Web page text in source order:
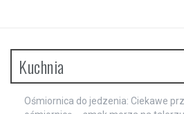
Kuchnia
Ośmiornica do jedzenia: Ciekawe